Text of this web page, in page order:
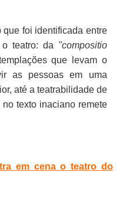
foi identificada entre
teatro: da "compositio
que levam o
as pessoas em uma
até a teatrabilidade de
texto inaciano remete
em cena o teatro do